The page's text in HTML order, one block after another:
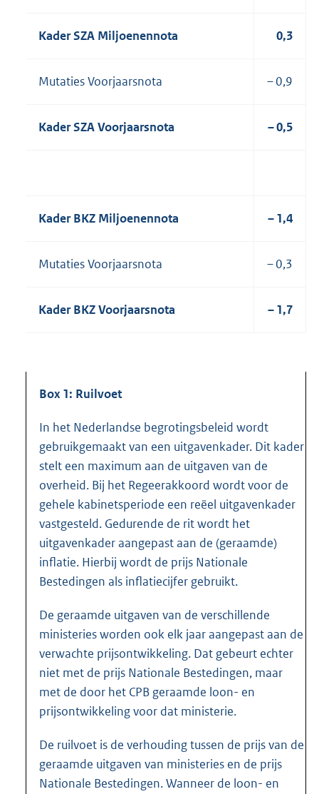
Kader SZA Miljoenennota 0,3
Mutaties Voorjaarsnota – 0,9
Kader SZA Voorjaarsnota – 0,5
Kader BKZ Miljoenennota – 1,4
Mutaties Voorjaarsnota – 0,3
Kader BKZ Voorjaarsnota – 1,7
Box 1: Ruilvoet
In het Nederlandse begrotingsbeleid wordt
gebruikgemaakt van een uitgavenkader. Dit kader
stelt een maximum aan de uitgaven van de
overheid. Bij het Regeerakkoord wordt voor de
gehele kabinetsperiode een reëel uitgavenkader
vastgesteld. Gedurende de rit wordt het
uitgavenkader aangepast aan de (geraamde)
inflatie. Hierbij wordt de prijs Nationale
Bestedingen als inflatiecijfer gebruikt.
De geraamde uitgaven van de verschillende
ministeries worden ook elk jaar aangepast aan de
verwachte prijsontwikkeling. Dat gebeurt echter
niet met de prijs Nationale Bestedingen, maar
met de door het CPB geraamde loon- en
prijsontwikkeling voor dat ministerie.
De ruilvoet is de verhouding tussen de prijs van de
geraamde uitgaven van ministeries en de prijs
Nationale Bestedingen. Wanneer de loon- en